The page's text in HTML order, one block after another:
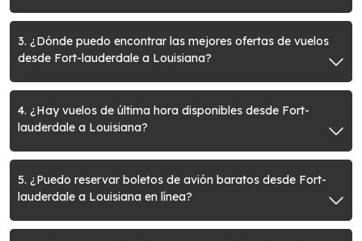
3. ¿Dónde puedo encontrar las mejores ofertas de vuelos
desde Fort-lauderdale a Louisiana?
4. ¿Hay vuelos de última hora disponibles desde Fort-
lauderdale a Louisiana?
5. ¿Puedo reservar boletos de avión baratos desde Fort-
lauderdale a Louisiana en línea?